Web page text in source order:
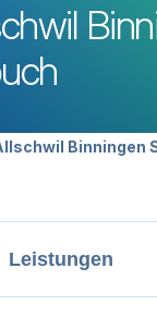
Binningen
Leistungen